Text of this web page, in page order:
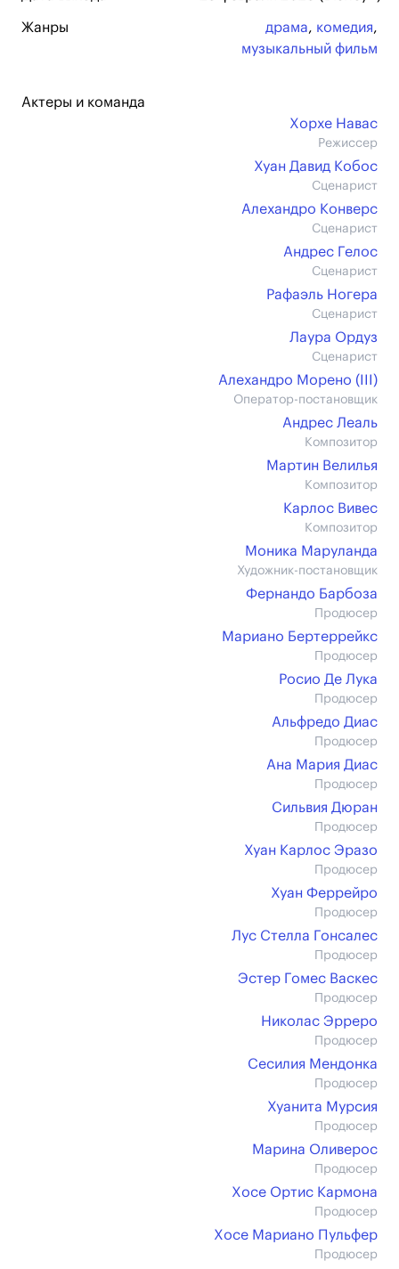
Жанры драма, комедия,
музыкальный фильм
Актеры и команда
Хорхе Навас
Режиссер
Хуан Давид Кобос
Сценарист
Алехандро Конверс
Сценарист
Андрес Гелос
Сценарист
Рафаэль Ногера
Сценарист
Лаура Ордуз
Сценарист
Алехандро Морено (III)
Оператор-постановщик
Андрес Леаль
Композитор
Мартин Велилья
Композитор
Карлос Вивес
Композитор
Моника Маруланда
Художник-постановщик
Фернандо Барбоза
Продюсер
Мариано Бертеррейкс
Продюсер
Росио Де Лука
Продюсер
Альфредо Диас
Продюсер
Ана Мария Диас
Продюсер
Сильвия Дюран
Продюсер
Хуан Карлос Эразо
Продюсер
Хуан Феррейро
Продюсер
Лус Стелла Гонсалес
Продюсер
Эстер Гомес Васкес
Продюсер
Николас Эрреро
Продюсер
Сесилия Мендонка
Продюсер
Хуанита Мурсия
Продюсер
Марина Оливерос
Продюсер
Хосе Ортис Кармона
Продюсер
Хосе Мариано Пульфер
Продюсер